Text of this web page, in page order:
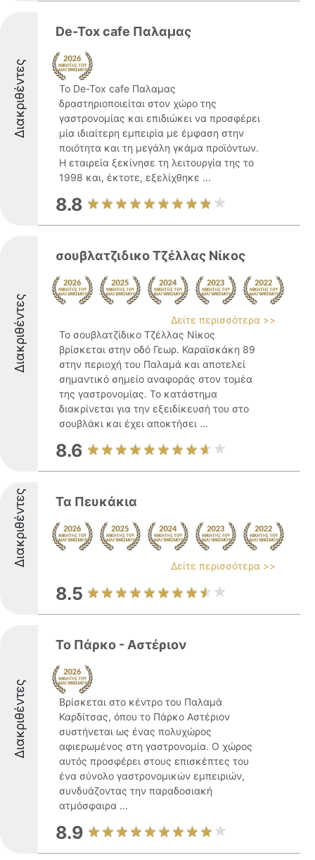
Διακριθέντες
De-Tox cafe Παλαμας
Το De-Tox cafe Παλαμας
δραστηριοποιείται στον χώρο της
γαστρονομίας και επιδιώκει να προσφέρει
μία ιδιαίτερη εμπειρία με έμφαση στην
ποιότητα και τη μεγάλη γκάμα προϊόντων.
Η εταιρεία ξεκίνησε τη λειτουργία της το
1998 και, έκτοτε, εξελίχθηκε ...
8.8
Διακριθέντες
σουβλατζιδικο Τζέλλας Νίκος
Δείτε περισσότερα >>
Το σουβλατζίδικο Τζέλλας Νίκος
βρίσκεται στην οδό Γεωρ. Καραϊσκάκη 89
στην περιοχή του Παλαμά και αποτελεί
σημαντικό σημείο αναφοράς στον τομέα
της γαστρονομίας. Το κατάστημα
διακρίνεται για την εξειδίκευσή του στο
σουβλάκι και έχει αποκτήσει ...
8.6
Διακριθέντες Τα Πευκάκια
Δείτε περισσότερα >>
8.5
Διακριθέντες
Το Πάρκο - Αστέριον
Βρίσκεται στο κέντρο του Παλαμά
Καρδίτσας, όπου το Πάρκο Αστέριον
συστήνεται ως ένας πολυχώρος
αφιερωμένος στη γαστρονομία. Ο χώρος
αυτός προσφέρει στους επισκέπτες του
ένα σύνολο γαστρονομικών εμπειριών,
συνδυάζοντας την παραδοσιακή
ατμόσφαιρα ...
8.9